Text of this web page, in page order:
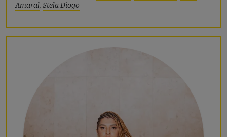
Amaral, Stela Diogo